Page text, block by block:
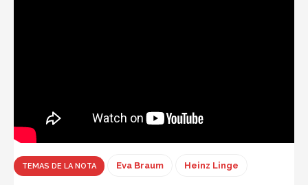
TEMAS DE LA NOTA Eva Braum Heinz Linge